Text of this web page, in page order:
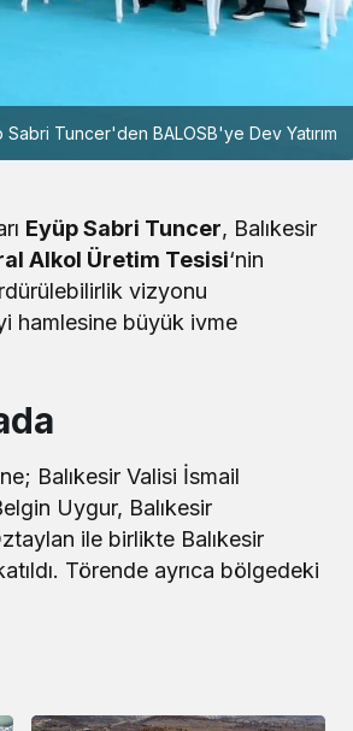
Sabri Tuncer'den BALOSB'ye Dev Yatırım
Eyüp Sabri Tuncer, Balıkesir
Alkol Üretim Tesisi‘nin
vizyonu
hamlesine büyük ivme
Balıkesir Valisi İsmail
Uygur, Balıkesir
ile birlikte Balıkesir
Törende ayrıca bölgedeki
Çay Deresi’nde Kapsamlı Temizlik
Çalışması Başlatıldı